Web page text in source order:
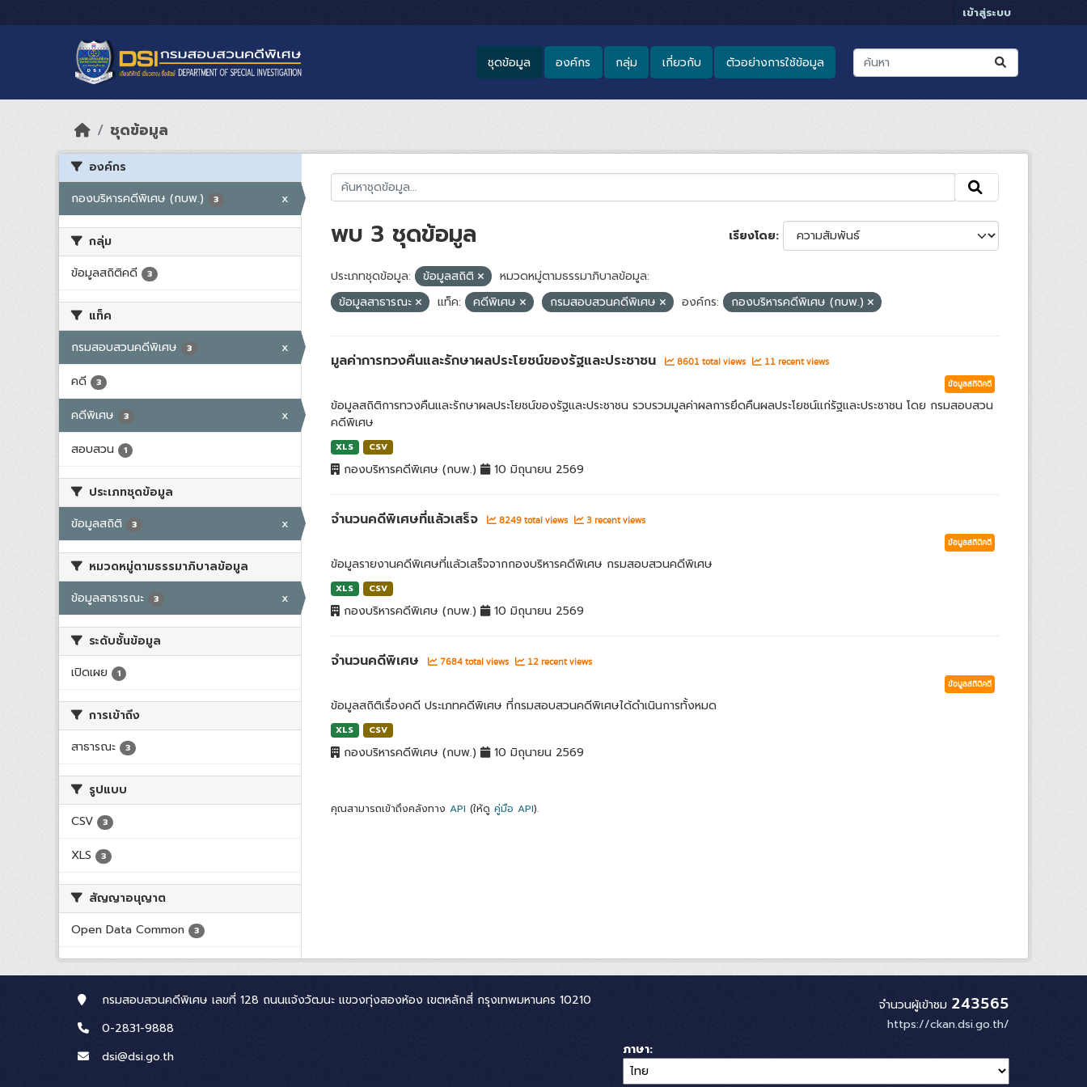
เข้าสู่ระบบ
ชุดข้อมูล องค์กร กลุ่ม เกี่ยวกับ ตัวอย่างการใช้ข้อมูล
ชุดข้อมูล
องค์กร
กองบริหารคดีพิเศษ (กบพ.)
3 x
กลุ่ม
ข้อมูลสถิติคดี
3
แท็ค
กรมสอบสวนคดีพิเศษ
3
x
คดี
3
คดีพิเศษ 3
x
สอบสวน
1
ประเภทชุดข้อมูล
ข้อมูลสถิติ
3 x
หมวดหมู่ตามธรรมาภิบาลข้อมูล
ข้อมูลสาธารณะ
3 x
ระดับชั้นข้อมูล
เปิดเผย
1
การเข้าถึง
สาธารณะ
3
รูปแบบ
CSV
3
XLS 3
สัญญาอนุญาต
Open Data Common
3
เรียงโดย
พบ 3 ชุดข้อมูล
ประเภทชุดข้อมูล: ข้อมูลสถิติ
หมวดหมู่ตามธรรมาภิบาลข้อมูล:
ข้อมูลสาธารณะ
แท็ค: คดีพิเศษ กรมสอบสวนคดีพิเศษ องค์กร: กองบริหารคดีพิเศษ (กบพ.)
มูลค่าการทวงคืนและรักษาผลประโยชน์ของรัฐและประชาชน 8601 total views 11 recent views
ข้อมูลสถิติคดี
ข้อมูลสถิติการทวงคืนและรักษาผลประโยชน์ของรัฐและประชาชน รวบรวมมูลค่าผลการยึดคืนผลประโยชน์แก่รัฐและประชาชน โดย กรมสอบสวน
คดีพิเศษ
XLS CSV
กองบริหารคดีพิเศษ (กบพ.) 10 มิถุนายน 2569
จำนวนคดีพิเศษที่แล้วเสร็จ 8249 total views 3 recent views
ข้อมูลสถิติคดี
ข้อมูลรายงานคดีพิเศษที่แล้วเสร็จจากกองบริหารคดีพิเศษ กรมสอบสวนคดีพิเศษ
XLS CSV
กองบริหารคดีพิเศษ (กบพ.) 10 มิถุนายน 2569
จำนวนคดีพิเศษ 7684 total views 12 recent views
ข้อมูลสถิติคดี
ข้อมูลสถิติเรื่องคดี ประเภทคดีพิเศษ ที่กรมสอบสวนคดีพิเศษได้ดำเนินการทั้งหมด
XLS CSV
กองบริหารคดีพิเศษ (กบพ.) 10 มิถุนายน 2569
คุณสามารถเข้าถึงคลังทาง API (ให้ดู คู่มือ API).
กรมสอบสวนคดีพิเศษ เลขที่ 128 ถนนแจ้งวัฒนะ แขวงทุ่งสองห้อง เขตหลักสี่ กรุงเทพมหานคร 10210
0-2831-9888
dsi@dsi.go.th
จำนวนผู้เข้าชม 243565
https://ckan.dsi.go.th/
ภาษา